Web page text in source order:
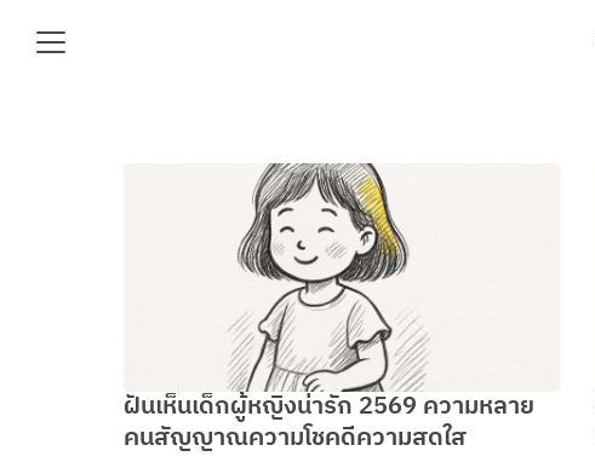
ฝันเห็นเด็กผู้หญิงน่ารัก 2569 ความหลาย
คนสัญญาณความโชคดีความสดใส